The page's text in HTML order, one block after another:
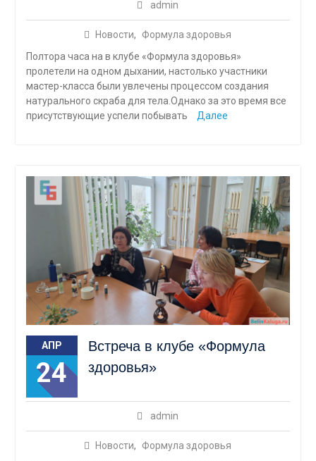
admin
Новости,
Формула здоровья
Полтора часа на в клубе «Формула здоровья»
пролетели на одном дыхании, настолько участники
мастер-класса были увлечены процессом создания
натурального скраба для тела.Однако за это время все
присутствующие успели побывать
Далее
АПР
24
Встреча в клубе «Формула
здоровья»
admin
Новости,
Формула здоровья